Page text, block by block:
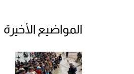
المواضيع الأخيرة